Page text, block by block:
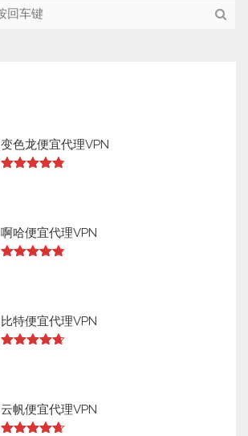
变色龙便宜代理VPN
啊哈便宜代理VPN
比特便宜代理VPN
云帆便宜代理VPN